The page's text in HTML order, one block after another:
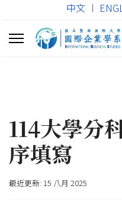
中文 ︱
114大學分
序填寫
最近更新: 15 八月 2025